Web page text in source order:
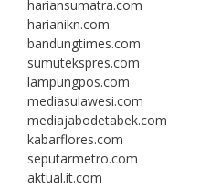
hariansumatra.com
harianikn.com
bandungtimes.com
sumutekspres.com
lampungpos.com
mediasulawesi.com
mediajabodetabek.com
kabarflores.com
seputarmetro.com
aktual.it.com